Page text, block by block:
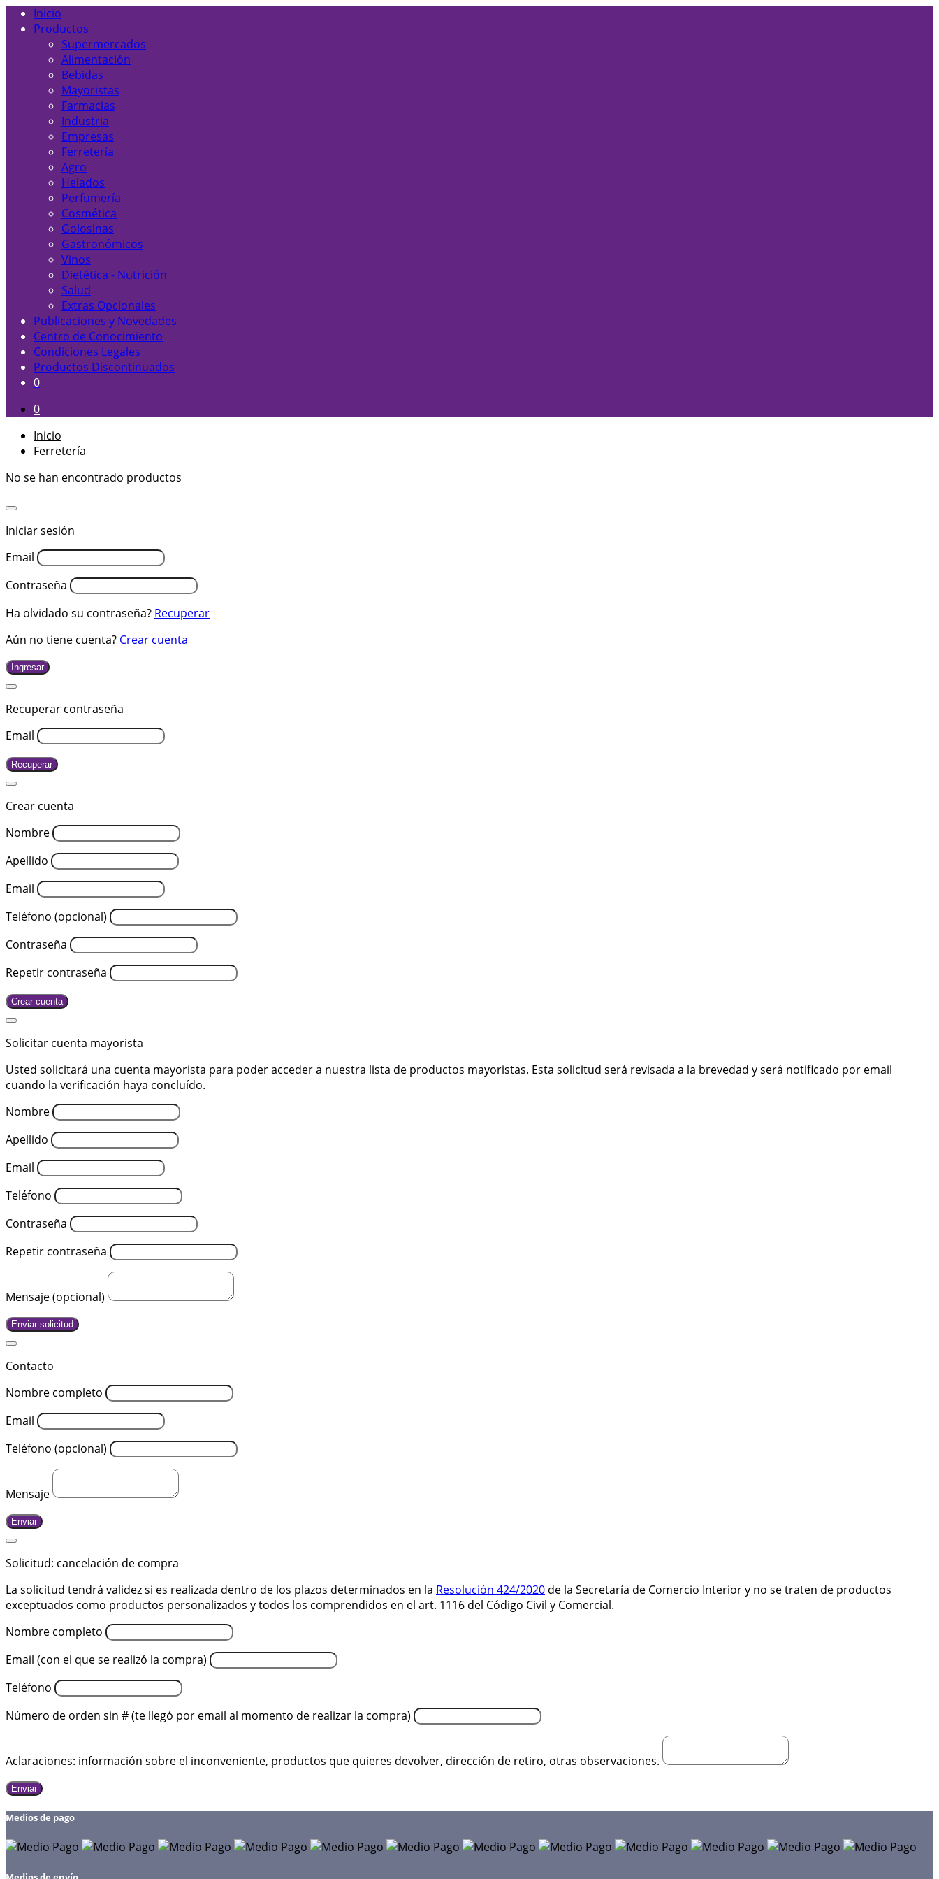
Inicio
Productos
Supermercados
Alimentación
Bebidas
Mayoristas
Farmacias
Industria
Empresas
Ferretería
Agro
Helados
Perfumería
Cosmética
Golosinas
Gastronómicos
Vinos
Dietética - Nutrición
Salud
Extras Opcionales
Publicaciones y Novedades
Centro de Conocimiento
Condiciones Legales
Productos Discontinuados
0
0
Inicio
Ferretería
No se han encontrado productos
Iniciar sesión
Email
Contraseña
Ha olvidado su contraseña? Recuperar
Aún no tiene cuenta? Crear cuenta
Ingresar
Recuperar contraseña
Email
Recuperar
Crear cuenta
Nombre
Apellido
Email
Teléfono (opcional)
Contraseña
Repetir contraseña
Crear cuenta
Solicitar cuenta mayorista
Usted solicitará una cuenta mayorista para poder acceder a nuestra lista de productos mayoristas. Esta solicitud será revisada a la brevedad y será notificado por email
cuando la verificación haya concluído.
Nombre
Apellido
Email
Teléfono
Contraseña
Repetir contraseña
Mensaje (opcional)
Enviar solicitud
Contacto
Nombre completo
Email
Teléfono (opcional)
Mensaje
Enviar
Solicitud: cancelación de compra
La solicitud tendrá validez si es realizada dentro de los plazos determinados en la Resolución 424/2020 de la Secretaría de Comercio Interior y no se traten de productos
exceptuados como productos personalizados y todos los comprendidos en el art. 1116 del Código Civil y Comercial.
Nombre completo
Email (con el que se realizó la compra)
Teléfono
Número de orden sin # (te llegó por email al momento de realizar la compra)
Aclaraciones: información sobre el inconveniente, productos que quieres devolver, dirección de retiro, otras observaciones.
Enviar
Medios de pago